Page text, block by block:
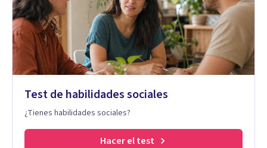
Test de habilidades sociales
¿Tienes habilidades sociales?
Hacer el test